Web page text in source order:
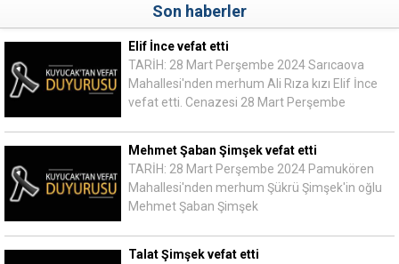
Son haberler
Elif İnce vefat etti
TARİH: 28 Mart Perşembe 2024 Sarıcaova
Mahallesi'nden merhum Ali Rıza kızı Elif İnce
vefat etti. Cenazesi 28 Mart Perşembe
Mehmet Şaban Şimşek vefat etti
TARİH: 28 Mart Perşembe 2024 Pamukören
Mahallesi'nden merhum Şükrü Şimşek'in oğlu
Mehmet Şaban Şimşek
Talat Şimşek vefat etti